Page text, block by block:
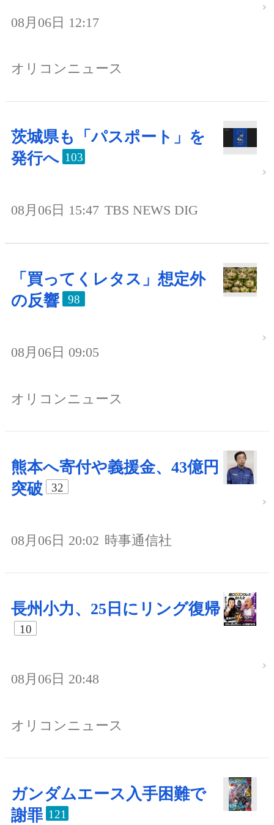
08月06日 12:17
オリコンニュース
茨城県も「パスポート」を
発行へ 103
08月06日 15:47 TBS NEWS DIG
「買ってくレタス」想定外
の反響
98
08月06日 09:05
オリコンニュース
熊本へ寄付や義援金、43億円
突破
32
08月06日 20:02 時事通信社
長州小力、25日にリング復帰
10
08月06日 20:48
オリコンニュース
ガンダムエース入手困難で
謝罪 121